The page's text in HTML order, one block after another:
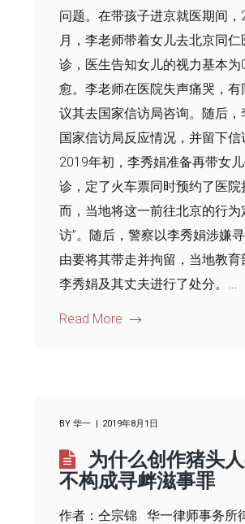
问题。在带孩子进京就医期间，
月，李老师带着女儿去北京同仁
诊，医生告知女儿的视力基本为
愈。李老师在医院失声痛哭，有
议其去国家信访局咨询。随后，
国家信访局反应情况，并留下信
2019年初，李秀娟准备再带女
诊，定了火车票同时预约了医院
而，当地将这一前往北京的行为
访”。随后，警察以李秀娟涉嫌
由要将其带走并拘留，当地教育
李秀娟及其丈夫进行了处分。...
Read More
BY 华一 2019年8月1日
为什么创作猪头
不构成寻衅滋事罪
作者：仝宗锦 华一律师事务所